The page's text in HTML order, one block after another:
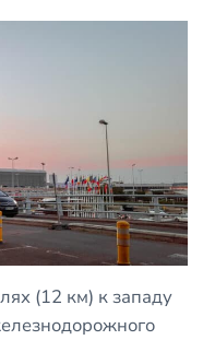
(12 км) к западу